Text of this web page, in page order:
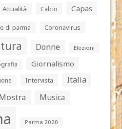
Attualità Calcio Capas
di parma Coronavirus
Donne Elezioni
Giornalismo
Intervista Italia
Mostra Musica
Parma 2020